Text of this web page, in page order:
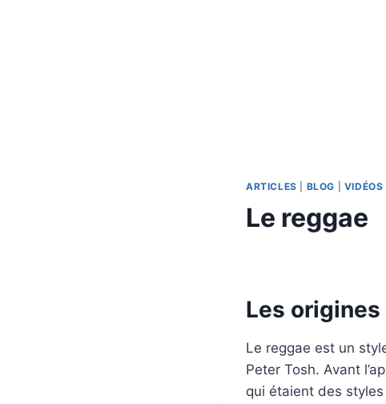
ARTICLES BLOG VIDÉOS
Le reggae
Les origines
Le reggae est un
Peter Tosh. Avant
qui étaient des